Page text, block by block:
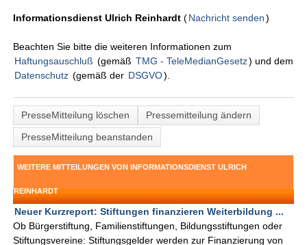
Informationsdienst Ulrich Reinhardt (Nachricht senden )
Beachten Sie bitte die weiteren Informationen zum
Haftungsauschluß (gemäß TMG - TeleMedianGesetz) und dem
Datenschutz (gemäß der DSGVO).
PresseMitteilung löschen
Pressemitteilung ändern
PresseMitteilung beanstanden
WEITERE MITTEILUNGEN VON INFORMATIONSDIENST ULRICH
REINHARDT
Neuer Kurzreport: Stiftungen finanzieren Weiterbildung ...
Ob Bürgerstiftung, Familienstiftungen, Bildungsstiftungen oder
Stiftungsvereine: Stiftungsgelder werden zur Finanzierung von